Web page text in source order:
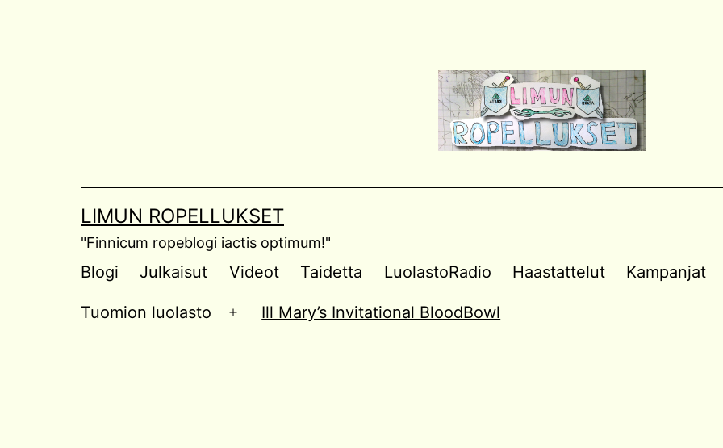
LIMUN ROPELLUKSET
"Finnicum ropeblogi iactis optimum!"
Blogi Julkaisut Videot Taidetta LuolastoRadio Haastattelut Kampanjat
Tuomion luolasto
Open
Ill Mary’s Invitational BloodBowl